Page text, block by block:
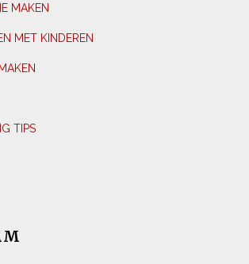
MAKEN
MET KINDEREN
TIPS